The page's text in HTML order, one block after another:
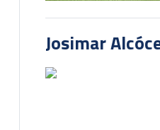
Josimar